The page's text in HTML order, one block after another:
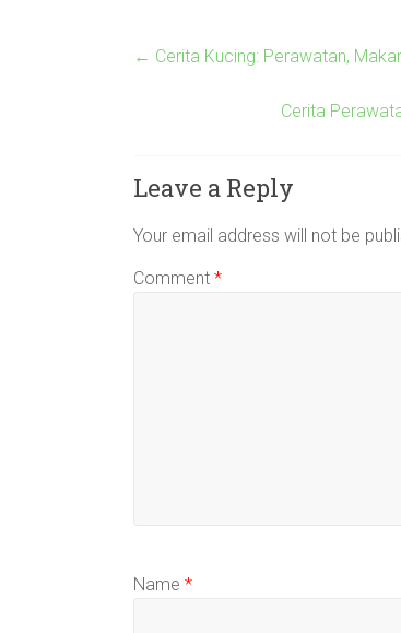
← Cerita Kucing: Perawatan,
Cerita
Leave a Reply
Your email address will not be
Comment *
Name *